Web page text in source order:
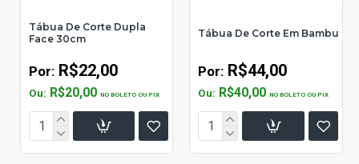
Tábua De Corte Dupla
Face 30cm
Por: R$22,00
Ou: R$20,00 NO BOLETO OU PIX
Tábua De Corte Em Bambu
Por: R$44,00
Ou: R$40,00NO BOLETO OU PIX